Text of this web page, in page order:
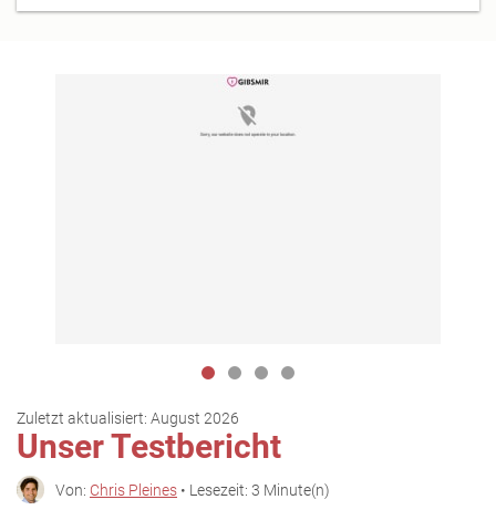
Zuletzt aktualisiert: August 2026
Unser Testbericht
Von: Chris Pleines • Lesezeit: 3 Minute(n)